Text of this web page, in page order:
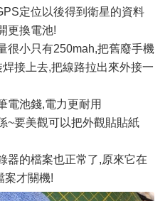
定位以後得到衛星的資料
更換電池!
很小只有250mah,把舊廢手機
接上去,把線路拉出來外接一
電池錢,電力更耐用
~要美觀可以把外觀貼貼紙
器的檔案也正常了,原來它在
案才關機!